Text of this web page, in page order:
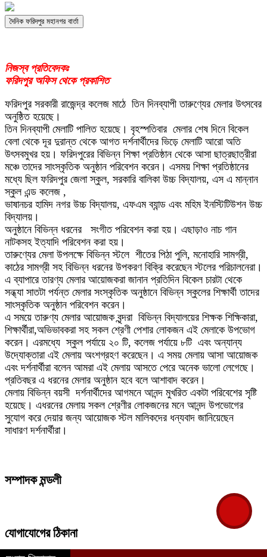
দৈনিক ফরিদপুর মহানগর বার্তা
নিজস্ব প্রতিবেদকঃ
ফরিদপুর অফিস থেকে প্রকাশিত
ফরিদপুর সরকারী রাজেন্দ্র কলেজ মাঠে ‌ তিন দিনব্যাপী তারুণ্যের মেলার উৎসবের
অনুষ্ঠিত হয়েছে।
তিন দিনব্যাপী মেলাটি পালিত হয়েছে। বৃহস্পতিবার ‌ মেলার শেষ দিনে বিকেল
বেলা থেকে দূর দুরান্ত থেকে আগত দর্শনার্থীদের ভিড়ে মেলাটি আরো অতি
উৎসবমুখর হয়। ফরিদপুরের বিভিন্ন শিক্ষা প্রতিষ্ঠান থেকে আসা ছাত্রছাত্রীরা
মঞ্চে তাদের সাংস্কৃতিক অনুষ্ঠান পরিবেশন করেন। এসময় শিক্ষা প্রতিষ্ঠানের
মধ্যে ছিল ফরিদপুর জেলা স্কুল, সরকারি বালিকা উচ্চ বিদ্যালয়, এস এ মান্নান
‌স্কুল এন্ড কলেজ ,
ভাষানচর হামিদ নগর উচ্চ বিদ্যালয়, এফএম ব্যান্ড এবং মহিম ইনস্টিটিউশন উচ্চ
বিদ্যালয়।
অনুষ্ঠানে বিভিন্ন ধরনের ‌ ‌ সংগীত পরিবেশন করা হয়। এছাড়াও ‌‌নাচ গান
নাটকসহ ইত্যাদি পরিবেশন করা হয়।
তারুণ্যের মেলা উপলক্ষে বিভিন্ন স্টলে ‌ শীতের পিঠা পুলি, মনোহারি সামগ্রী,
কাঠের সামগ্রী সহ বিভিন্ন ধরনের উপকরণ বিক্রি করেছেন স্টলের পরিচালনেরা।
এ ব্যাপারে তারণ্য মেলার আয়োজকরা জানান প্রতিদিন বিকেল চারটা থেকে
সন্ধ্যা সাতটা পর্যন্ত মেলার সংস্কৃতিক অনুষ্ঠানে বিভিন্ন স্কুলের শিক্ষার্থী তাদের
সাংস্কৃতিক অনুষ্ঠান পরিবেশন করেন।
এ সময়ে তারুণ্য মেলার আয়োজক বৃন্দরা ‌ ‌বিভিন্ন বিদ্যালয়ের শিক্ষক শিক্ষিকারা,
শিক্ষার্থীরা,অভিভাবকরা সহ সকল শ্রেণী পেশার লোকজন এই মেলাকে উপভোগ
করেন। এরমধ্যে ‌ স্কুল পর্যায়ে ২০ টি, কলেজ পর্যায়ে ৮টি ‌ এবং অন্যান্য
উদ্যোক্তারা এই মেলায় অংশগ্রহণ করেছেন। এ সময় মেলায় আসা আয়োজক
এবং দর্শনার্থীরা বলেন আমরা এই মেলায় আসতে পেরে অনেক ভালো লেগেছে।
প্রতিবছর এ ধরনের মেলার অনুষ্ঠান হবে বলে আশাবাদ করেন।
মেলায় বিভিন্ন বয়সী ‌ দর্শনার্থীদের আগমনে আনন্দ মুখরিত একটা পরিবেশের সৃষ্টি
হয়েছে। এধরনের মেলায় সকল শ্রেণীর লোকজনের মনে আনন্দ উপভোগের
সুযোগ করে দেয়ার জন্য আয়োজক স্টল মালিকদের ধন্যবাদ জানিয়েছেন
সাধারণ দর্শনার্থীরা।
সম্পাদক মন্ডলী
যোগাযোগের ঠিকানা